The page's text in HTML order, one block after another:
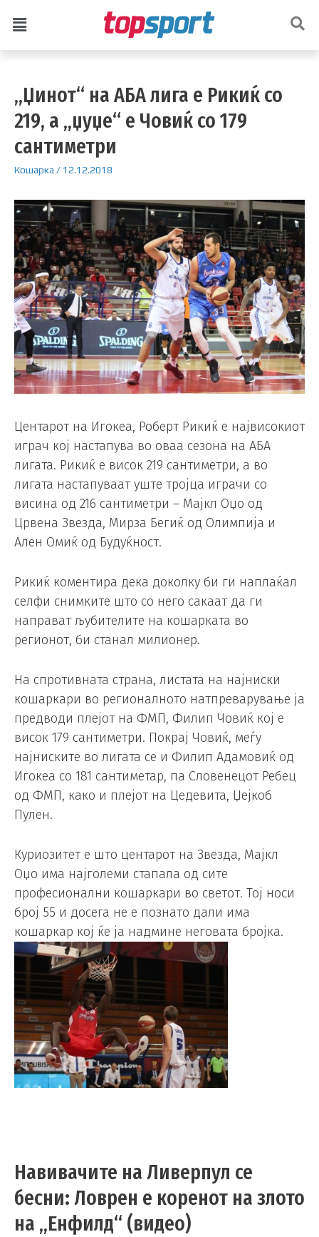
„Џинот“ на АБА лига е Рикиќ со
219, а „џуџе“ е Човиќ со 179
сантиметри
Кошарка / 12.12.2018
Центарот на Игокеа, Роберт Рикиќ е највисокиот
играч кој настапува во оваа сезона на АБА
лигата. Рикиќ е висок 219 сантиметри, а во
лигата настапуваат уште тројца играчи со
висина од 216 сантиметри – Мајкл Оџо од
Црвена Звезда, Мирза Бегиќ од Олимпија и
Ален Омиќ од Будуќност.
Рикиќ коментира дека доколку би ги наплаќал
селфи снимките што со него сакаат да ги
направат љубителите на кошарката во
регионот, би станал милионер.
На спротивната страна, листата на најниски
кошаркари во регионалното натпреварување ја
предводи плејот на ФМП, Филип Човиќ кој е
висок 179 сантиметри. Покрај Човиќ, меѓу
најниските во лигата се и Филип Адамовиќ од
Игокеа со 181 сантиметар, па Словенецот Ребец
од ФМП, како и плејот на Цедевита, Џејкоб
Пулен.
Куриозитет е што центарот на Звезда, Мајкл
Оџо има најголеми стапала од сите
професионални кошаркари во светот. Тој носи
број 55 и досега не е познато дали има
кошаркар кој ќе ја надмине неговата бројка.
Навивачите на Ливерпул се
бесни: Ловрен е коренот на злото
на „Енфилд“ (видео)